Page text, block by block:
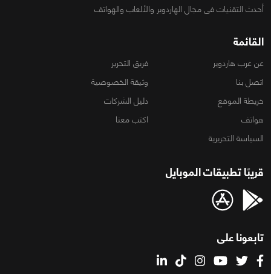
أحدث التقنيات فى مجال الهاردوير والألعاب والهواتف
القائمة
عن عرب هاردوير
فريق التحرير
اتصل بنا
وثيقة الخصوصية
خريطة الموقع
دليل الشركات
هواتف
اكتب معنا
السياسة التحريرية
قريبًا تطبيقات الموبايل
تابعونا على